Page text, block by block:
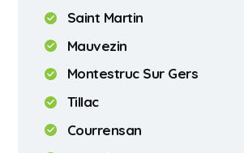
Saint Martin
Mauvezin
Montestruc Sur Gers
Tillac
Courrensan